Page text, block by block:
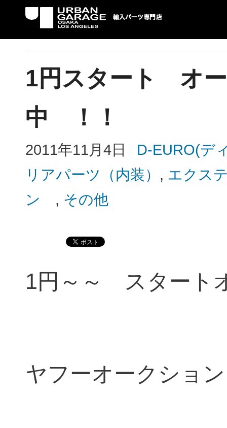
1円スタート オ
中 ！！
2011年11月4日
D-EURO(デ
リアパーツ（内装） , エクス
ン , その他
1円～～ スタート
ヤフーオークショ